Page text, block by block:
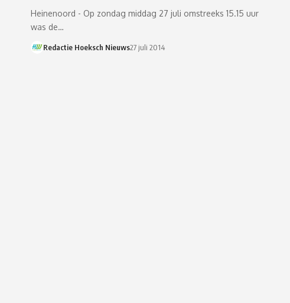
Heinenoord - Op zondag middag 27 juli omstreeks 15.15 uur
was de…
Redactie Hoeksch Nieuws27 juli 2014